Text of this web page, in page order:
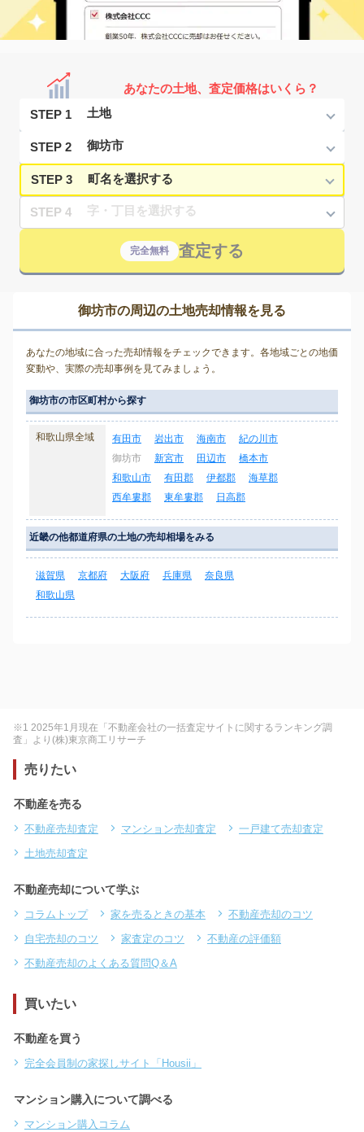
あなたの土地、査定価格はいくら？
STEP 1
STEP 2
STEP 3
STEP 4
完全無料 査定する
御坊市の周辺の土地売却情報を見る
あなたの地域に合った売却情報をチェックできます。各地域ごとの地価
変動や、実際の売却事例を見てみましょう。
御坊市の市区町村から探す
和歌山県全域 有田市 岩出市 海南市
紀の川市
御坊市
新宮市 田辺市
橋本市
和歌山市
有田郡 伊都郡
海草郡
西牟婁郡
東牟婁郡 日高郡
近畿の他都道府県の土地の売却相場をみる
滋賀県 京都府 大阪府 兵庫県
奈良県
和歌山県
※1 2025年1月現在「不動産会社の一括査定サイトに関するランキング調
査」より(株)東京商工リサーチ
売りたい
不動産を売る
不動産売却査定 マンション売却査定
一戸建て売却査定
土地売却査定
不動産売却について学ぶ
コラムトップ 家を売るときの基本
不動産売却のコツ
自宅売却のコツ
家査定のコツ
不動産の評価額
不動産売却のよくある質問Q＆A
買いたい
不動産を買う
完全会員制の家探しサイト「Housii」
マンション購入について調べる
マンション購入コラム